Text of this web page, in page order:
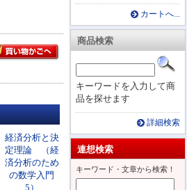
カートへ...
商品検索
キーワードを入力して商
品を探せます
詳細検索
連想検索
キーワード・文章から検索！
経済分析と決
定理論 （経
済分析のため
の数学入門
5）